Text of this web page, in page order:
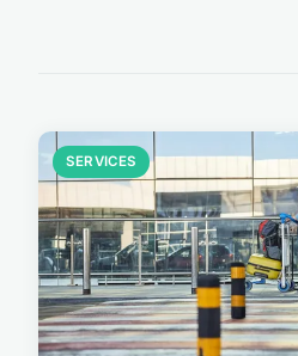
SERVICES